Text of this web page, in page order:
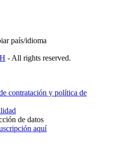
país/idioma
- All rights reserved.
contratación y política de
de datos
aquí